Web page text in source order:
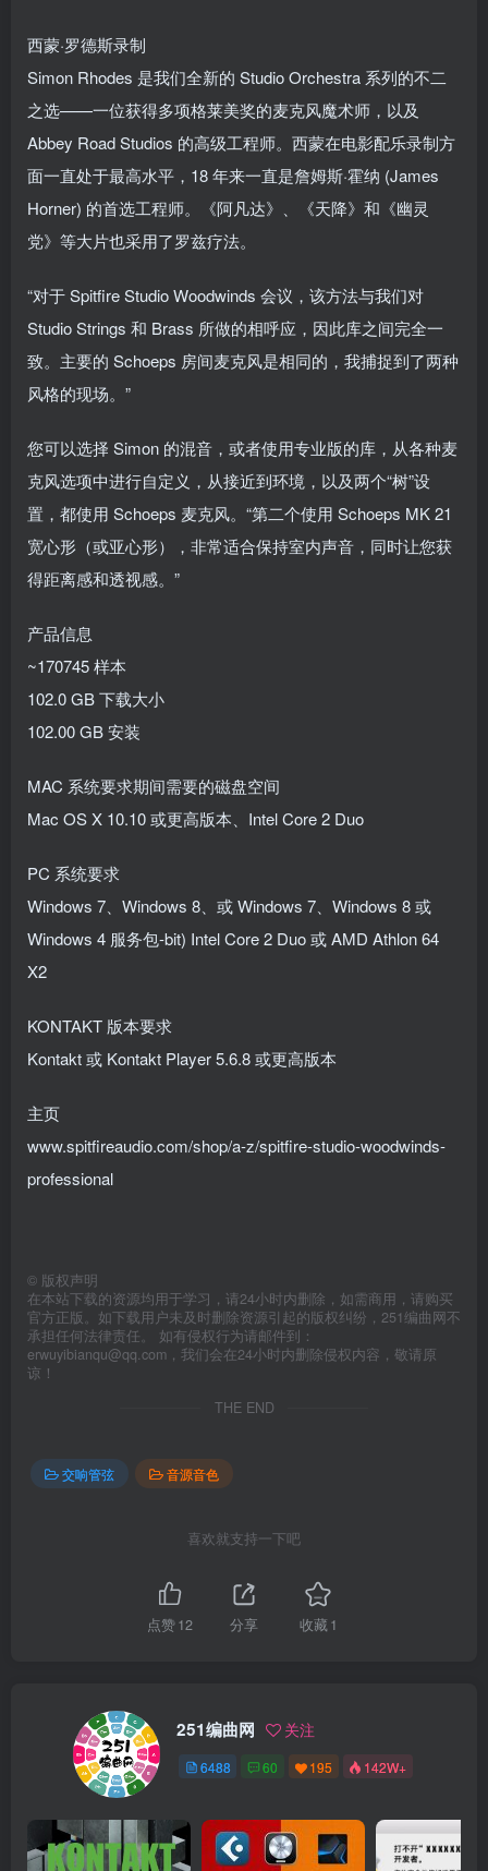
西蒙·罗德斯录制
Simon Rhodes 是我们全新的 Studio Orchestra 系列的不二
之选——一位获得多项格莱美奖的麦克风魔术师，以及
Abbey Road Studios 的高级工程师。西蒙在电影配乐录制方
面一直处于最高水平，18 年来一直是詹姆斯·霍纳 (James
Horner) 的首选工程师。《阿凡达》、《天降》和《幽灵
党》等大片也采用了罗兹疗法。
“对于 Spitfire Studio Woodwinds 会议，该方法与我们对
Studio Strings 和 Brass 所做的相呼应，因此库之间完全一
致。主要的 Schoeps 房间麦克风是相同的，我捕捉到了两种
风格的现场。”
您可以选择 Simon 的混音，或者使用专业版的库，从各种麦
克风选项中进行自定义，从接近到环境，以及两个“树”设
置，都使用 Schoeps 麦克风。“第二个使用 Schoeps MK 21
宽心形（或亚心形），非常适合保持室内声音，同时让您获
得距离感和透视感。”
产品信息
~170745 样本
102.0 GB 下载大小
102.00 GB 安装
MAC 系统要求期间需要的磁盘空间
Mac OS X 10.10 或更高版本、Intel Core 2 Duo
PC 系统要求
Windows 7、Windows 8、或 Windows 7、Windows 8 或
Windows 4 服务包-bit) Intel Core 2 Duo 或 AMD Athlon 64
X2
KONTAKT 版本要求
Kontakt 或 Kontakt Player 5.6.8 或更高版本
主页
www.spitfireaudio.com/shop/a-z/spitfire-studio-woodwinds-
professional
© 版权声明
在本站下载的资源均用于学习，请24小时内删除，如需商用，请购买
官方正版。如下载用户未及时删除资源引起的版权纠纷，251编曲网不
承担任何法律责任。 如有侵权行为请邮件到：
erwuyibianqu@qq.com，我们会在24小时内删除侵权内容，敬请原
谅！
THE END
交响管弦 音源音色
喜欢就支持一下吧
点赞12 分享 收藏1
251编曲网 关注
6488 60 195 142W+